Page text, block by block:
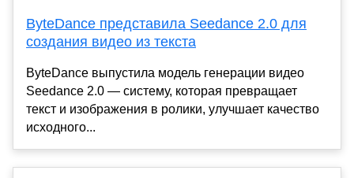
ByteDance представила Seedance 2.0 для
создания видео из текста
ByteDance выпустила модель генерации видео
Seedance 2.0 — систему, которая превращает
текст и изображения в ролики, улучшает качество
исходного...